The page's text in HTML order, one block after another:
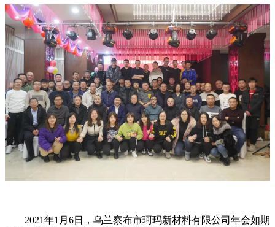
2021年1月6日，乌兰察布市珂玛新材料有限公司年会如期